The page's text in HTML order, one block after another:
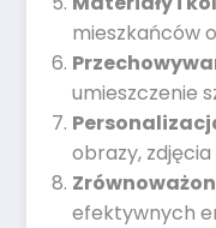
mieszkańców
umieszczenie
obrazy,
efektywnych